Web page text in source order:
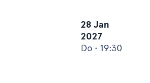
28 Jan
2027
Do • 19:30